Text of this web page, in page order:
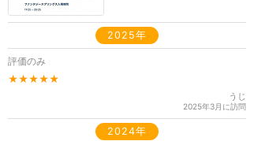
2025年
評価のみ
★★★★★
うじ
2025年3月に訪問
2024年